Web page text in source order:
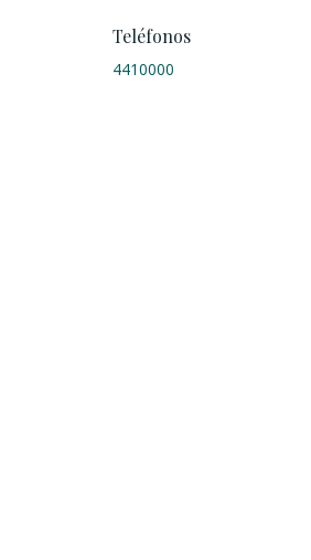
Teléfonos
4410000